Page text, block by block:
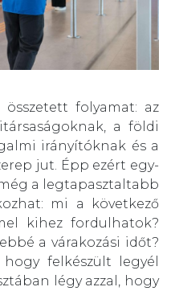
folyamat: az
a földi
irányítóknak és a
jut. Épp ezért egy-
a legtapasztaltabb
mi a következő
kihez fordulhatok?
a várakozási időt?
felkészült legyél
légy azzal, hogy